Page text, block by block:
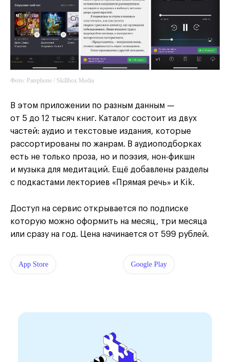
Фото: Patephone / Skillbox Media
В этом приложении по разным данным —
от 5 до 12 тысяч книг. Каталог состоит из двух
частей: аудио и текстовые издания, которые
рассортированы по жанрам. В аудиоподборках
есть не только проза, но и поэзия, нон-фикшн
и музыка для медитаций. Ещё добавлены разделы
с подкастами лекториев «Прямая речь» и Kik.
Доступ на сервис открывается по подписке
которую можно оформить на месяц, три месяца
или сразу на год. Цена начинается от 599 рублей.
App Store Google Play